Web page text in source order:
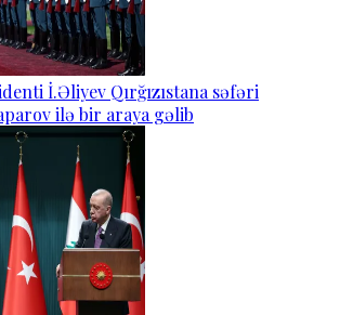
İ.Əliyev Qırğızıstana səfəri
ilə bir araya gəlib